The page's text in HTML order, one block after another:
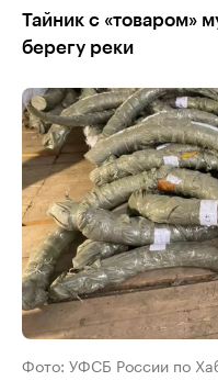
Тайник с «товаром»
берегу реки
Фото: УФСБ России по